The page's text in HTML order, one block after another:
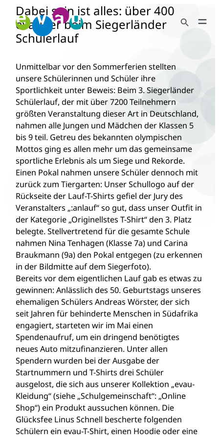
Zum
Inhalt
springen
Dabei sein ist alles: über 400
evau-ler beim Siegerländer
Schülerlauf
Unmittelbar vor den Sommerferien stellten
unsere Schülerinnen und Schüler ihre
Sportlichkeit unter Beweis: Beim 3. Siegerländer
Schülerlauf, der mit über 7200 Teilnehmern
größten Veranstaltung dieser Art in Deutschland,
nahmen alle Jungen und Mädchen der Klassen 5
bis 9 teil. Getreu des bekannten olympischen
Mottos ging es allen mehr um das gemeinsame
sportliche Erlebnis als um Siege und Rekorde.
Einen Pokal nahmen unsere Schüler dennoch mit
zurück zum Tiergarten: Unser Schullogo auf der
Rückseite der Lauf-T-Shirts gefiel der Jury des
Veranstalters „:anlauf“ so gut, dass unser Outfit in
der Kategorie „Originellstes T-Shirt“ den 3. Platz
belegte. Stellvertretend für die gesamte Schule
nahmen Nina Tenhagen (Klasse 7a) und Carina
Braukmann (9a) den Pokal entgegen (zu erkennen
in der Bildmitte auf dem Siegerfoto).
Bereits vor dem eigentlichen Lauf gab es etwas zu
gewinnen: Anlässlich des 50. Geburtstags unseres
ehemaligen Schülers Andreas Wörster, der sich
seit Jahren für behinderte Menschen in Südafrika
engagiert, starteten wir im Mai einen
Spendenaufruf, um ein dringend benötigtes
neues Auto mitzufinanzieren. Unter allen
Spendern wurden bei der Ausgabe der
Startnummern und T-Shirts drei Schüler
ausgelost, die sich aus unserer Kollektion „evau-
Kleidung“ (siehe „Schulgemeinschaft“: „Online
Shop“) ein Produkt aussuchen können. Die
Glücksfee Linus Schnell bescherte folgenden
Schülern ein evau-T-Shirt, einen Hoodie oder eine